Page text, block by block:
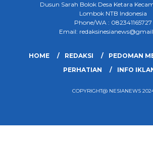
Dusun Sarah Bolok Desa Ketara
Lombok NTB Indonesia
Phone/WA : 082341165727
Email:
HOME REDAKSI
PEDOMAN
PERHATIAN
INFO
COPYRIGHT@ NESIANEWS